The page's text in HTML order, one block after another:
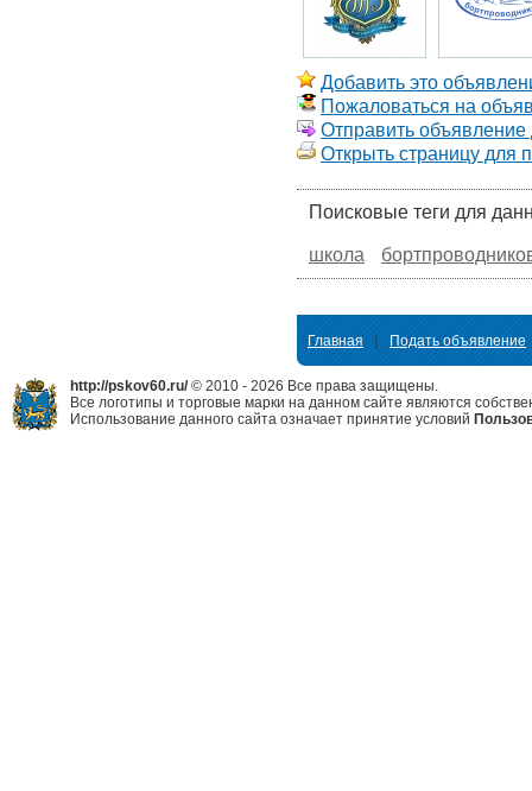
Добавить это
Пожаловаться на
Отправить объявление
Открыть страницу для
Поисковые теги для
школа
Главная | Подать объявление
http://pskov60.ru/© 2010 - 2026 Все права защищены.
Все логотипы и торговые марки на данном сайте являются
Использование данного сайта означает принятие условий